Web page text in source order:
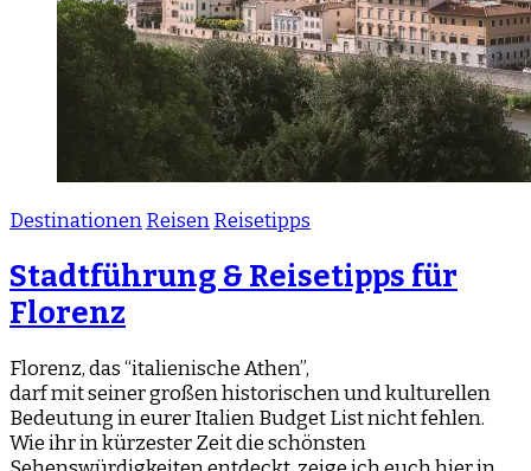
DestinationenReisenReisetipps
Stadtführung & Reisetipps für
Florenz
Florenz, das “italienische Athen”,
darf mit seiner großen historischen und kulturellen
Bedeutung in eurer Italien Budget List nicht fehlen.
Wie ihr in kürzester Zeit die schönsten